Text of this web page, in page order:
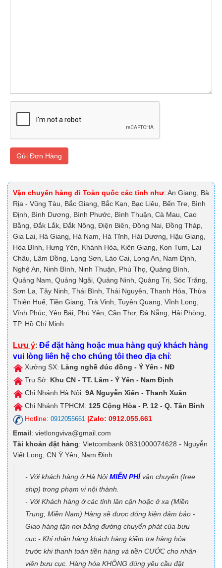
Gửi Đơn Hàng
Vận chuyển hàng đi Toàn quốc các tỉnh như: An Giang, Bà
Rịa - Vũng Tàu, Bắc Giang, Bắc Kạn, Bạc Liêu, Bến Tre, Bình
Định, Bình Dương, Bình Phước, Bình Thuận, Cà Mau, Cao
Bằng, Đắk Lắk, Đắk Nông, Điện Biên, Đồng Nai, Đồng Tháp,
Gia Lai, Hà Giang, Hà Nam, Hà Tĩnh, Hải Dương, Hậu Giang,
Hòa Bình, Hưng Yên, Khánh Hòa, Kiên Giang, Kon Tum, Lai
Châu, Lâm Đồng, Lạng Sơn, Lào Cai, Long An, Nam Định,
Nghệ An, Ninh Bình, Ninh Thuận, Phú Thọ, Quảng Bình,
Quảng Nam, Quảng Ngãi, Quảng Ninh, Quảng Trị, Sóc Trăng,
Sơn La, Tây Ninh, Thái Bình, Thái Nguyên, Thanh Hóa, Thừa
Thiên Huế, Tiền Giang, Trà Vinh, Tuyên Quang, Vĩnh Long,
Vĩnh Phúc, Yên Bái, Phú Yên, Cần Thơ, Đà Nẵng, Hải Phòng,
TP. Hồ Chí Minh.
Lưu ý: Để đặt hàng hoặc mua hàng quý khách hàng
vui lòng liên hệ cho chúng tôi theo địa chỉ:
Xưởng SX: Làng nghề đúc đồng - Ý Yên - NĐ
Trụ Sở: Khu CN - TT. Lâm - Ý Yên - Nam Định
Chi Nhánh Hà Nội: 9A Nguyễn Xiển - Thanh Xuân
Chi Nhánh TPHCM: 125 Cộng Hòa - P. 12 - Q. Tân Bình
Hotline: 0912055661 |Zalo: 0912.055.661
Email: vietlongviva@gmail.com
Tài khoản đặt hàng: Vietcombank 0831000074628 - Nguyễn
Viết Long, CN Ý Yên, Nam Định
- Với khách hàng ở Hà NộiMIỄN PHÍ vận chuyển (free
ship) trong phạm vi nội thành.
- Với Khách hàng ở các tỉnh lân cận hoặc ở xa (Miền
Trung, Miền Nam) Hàng sẽ được đóng kiện đảm bảo -
Giao hàng tận nơi bằng đường chuyển phát của bưu
cục - Khi nhận hàng khách hàng kiểm tra hàng hóa
trước khi thanh toán tiền hàng và tiền CƯỚC cho nhân
viên bưu cục. Hàng hóa KHÔNG đúng yêu cầu đặt